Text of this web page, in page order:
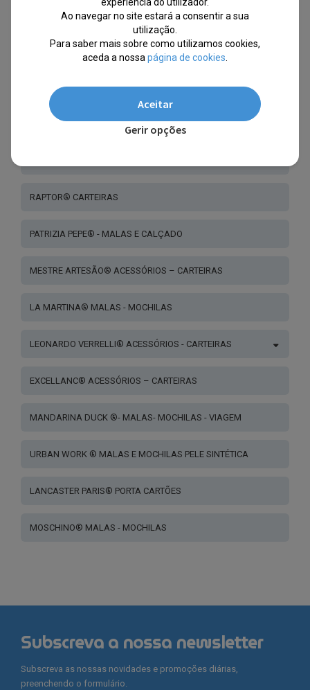
BLAUER® USA
CARUCCI®
NORTH SAILS® MALAS MOCHILAS
PIQUADRO® MALAS E MOCHILAS
RAPTOR® CARTEIRAS
PATRIZIA PEPE® - MALAS E CALÇADO
MESTRE ARTESÃO® ACESSÓRIOS – CARTEIRAS
LA MARTINA® MALAS - MOCHILAS
LEONARDO VERRELLI® ACESSÓRIOS - CARTEIRAS
EXCELLANC® ACESSÓRIOS – CARTEIRAS
MANDARINA DUCK ®- MALAS- MOCHILAS - VIAGEM
URBAN WORK ® MALAS E MOCHILAS PELE SINTÉTICA
LANCASTER PARIS® PORTA CARTÕES
MOSCHINO® MALAS - MOCHILAS
Ao navegar no site estará a consentir a sua
utilização.
Para saber mais sobre como utilizamos cookies,
aceda a nossa página de cookies
Aceitar
Gerir opções
Subscreva a nossa newsletter
Subscreva as nossas novidades e promoções diárias,
preenchendo o formulário.